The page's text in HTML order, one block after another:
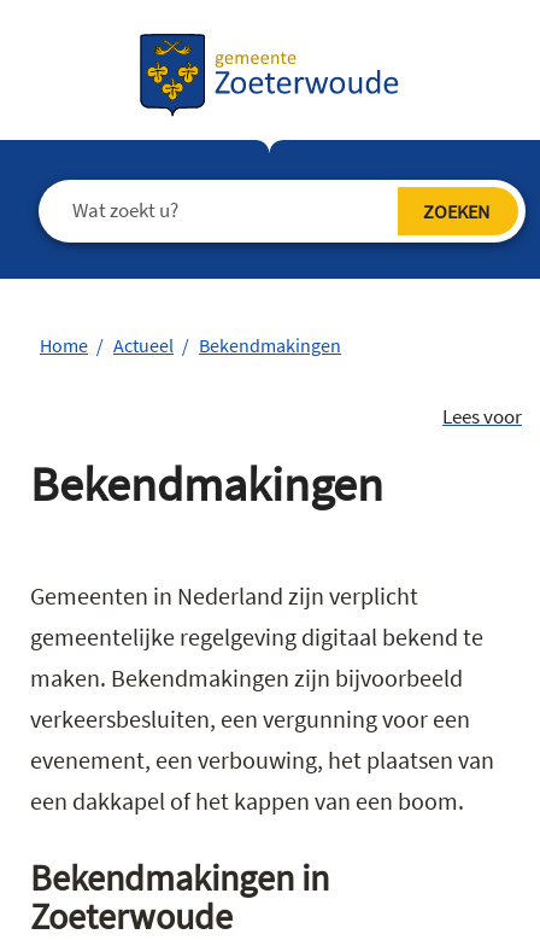
Home Actueel Bekendmakingen
Lees voor
Bekendmakingen
Gemeenten in Nederland zijn verplicht
gemeentelijke regelgeving digitaal bekend te
maken. Bekendmakingen zijn bijvoorbeeld
verkeersbesluiten, een vergunning voor een
evenement, een verbouwing, het plaatsen van
een dakkapel of het kappen van een boom.
Bekendmakingen in
Zoeterwoude